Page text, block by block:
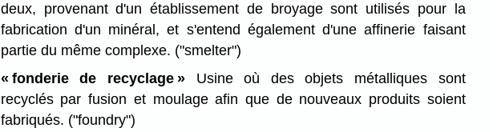
deux, provenant d'un établissement de broyage sont utilisés pour la
fabrication d'un minéral, et s'entend également d'une affinerie faisant
partie du même complexe. ("smelter")
« fonderie de recyclage » Usine où des objets métalliques sont
recyclés par fusion et moulage afin que de nouveaux produits soient
fabriqués. ("foundry")